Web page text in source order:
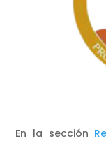
En la sección